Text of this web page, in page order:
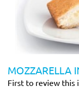
MOZZARELLA
First to review this